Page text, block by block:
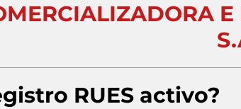
RUES activo?